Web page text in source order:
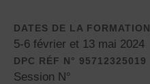
DATES DE LA FORMATION
5-6 février et 13 mai 2024
DPC RÉF N° 95712325019
Session N°